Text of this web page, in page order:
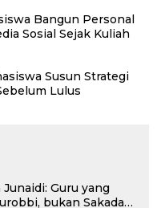
Bangun Personal
Sosial Sejak Kuliah
Susun Strategi
Lulus
Guru yang
bukan Sakadar